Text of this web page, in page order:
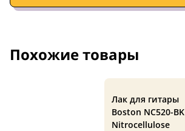
Похожие товары
Лак для гитары
Boston NC520-BK
Nitrocellulose